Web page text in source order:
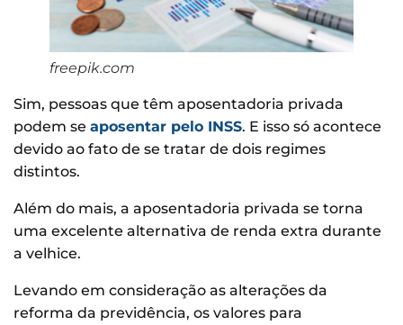
freepik.com
Sim, pessoas que têm aposentadoria privada
podem se aposentar pelo INSS. E isso só acontece
devido ao fato de se tratar de dois regimes
distintos.
Além do mais, a aposentadoria privada se torna
uma excelente alternativa de renda extra durante
a velhice.
Levando em consideração as alterações da
reforma da previdência, os valores para